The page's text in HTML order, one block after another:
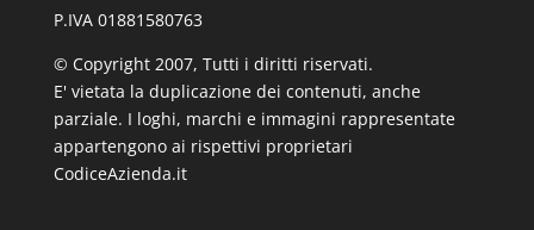
P.IVA 01881580763
© Copyright 2007, Tutti i diritti riservati.
E' vietata la duplicazione dei contenuti, anche
parziale. I loghi, marchi e immagini rappresentate
appartengono ai rispettivi proprietari
CodiceAzienda.it